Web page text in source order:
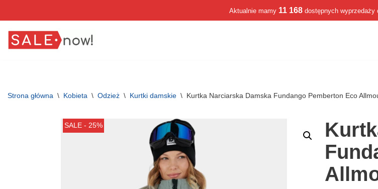
do
Aktualnie mamy 11 168 dostępnych wyprzedaży
Strona główna \ Kobieta \ Odzież \ Kurtki damskie \ Kurtka Narciarska Damska Fundango Pemberton Eco
SALE - 25%